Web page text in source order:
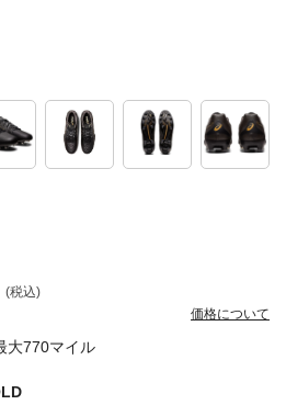
大770マイル
(税込)
価格について